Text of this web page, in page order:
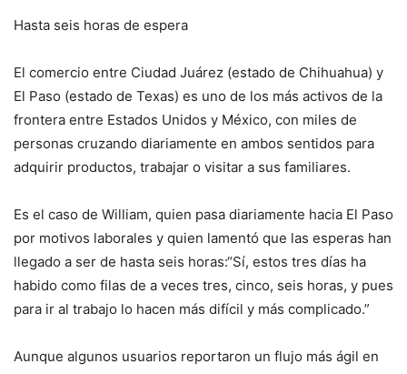
Hasta seis horas de espera
El comercio entre Ciudad Juárez (estado de Chihuahua) y
El Paso (estado de Texas) es uno de los más activos de la
frontera entre Estados Unidos y México, con miles de
personas cruzando diariamente en ambos sentidos para
adquirir productos, trabajar o visitar a sus familiares.
Es el caso de William, quien pasa diariamente hacia El Paso
por motivos laborales y quien lamentó que las esperas han
llegado a ser de hasta seis horas:“Sí, estos tres días ha
habido como filas de a veces tres, cinco, seis horas, y pues
para ir al trabajo lo hacen más difícil y más complicado.”
Aunque algunos usuarios reportaron un flujo más ágil en